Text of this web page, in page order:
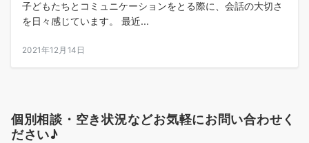
子どもたちとコミュニケーションをとる際に、会話の大切さ
を日々感じています。 最近...
2021年12月14日
個別相談・空き状況などお気軽にお問い合わせく
ださい♪